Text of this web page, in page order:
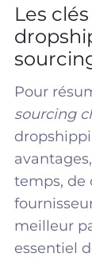
Les
Pour
sourcing
temps, de
meilleur
essentiel